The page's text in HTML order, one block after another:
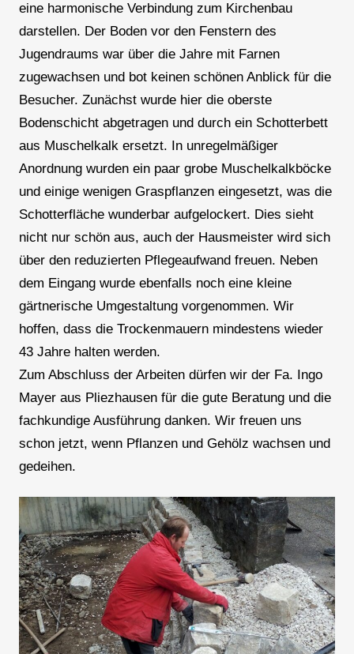
eine harmonische Verbindung zum Kirchenbau
darstellen. Der Boden vor den Fenstern des
Jugendraums war über die Jahre mit Farnen
zugewachsen und bot keinen schönen Anblick für die
Besucher. Zunächst wurde hier die oberste
Bodenschicht abgetragen und durch ein Schotterbett
aus Muschelkalk ersetzt. In unregelmäßiger
Anordnung wurden ein paar grobe Muschelkalkböcke
und einige wenigen Graspflanzen eingesetzt, was die
Schotterfläche wunderbar aufgelockert. Dies sieht
nicht nur schön aus, auch der Hausmeister wird sich
über den reduzierten Pflegeaufwand freuen. Neben
dem Eingang wurde ebenfalls noch eine kleine
gärtnerische Umgestaltung vorgenommen. Wir
hoffen, dass die Trockenmauern mindestens wieder
43 Jahre halten werden.
Zum Abschluss der Arbeiten dürfen wir der Fa. Ingo
Mayer aus Pliezhausen für die gute Beratung und die
fachkundige Ausführung danken. Wir freuen uns
schon jetzt, wenn Pflanzen und Gehölz wachsen und
gedeihen.